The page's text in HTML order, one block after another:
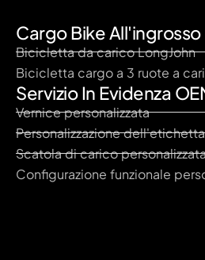
Cargo Bike All'ingrosso
Bicicletta da carico LongJohn
Bicicletta cargo a 3 ruote a
Servizio In Evidenza
Vernice personalizzata
Personalizzazione dell'etichetta
Scatola di carico
Configurazione funzionale